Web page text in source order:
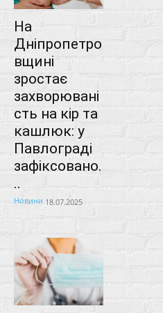
На
Дніпропетро
вщині
зростає
захворювані
сть на кір та
кашлюк: у
Павлограді
зафіксовано.
..
Новини 18.07.2025